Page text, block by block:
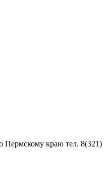
Пермскому краю тел. 8(321)